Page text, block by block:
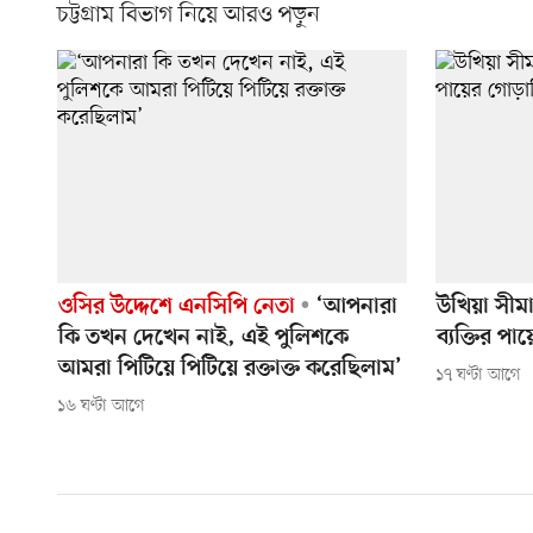
চট্টগ্রাম বিভাগ নিয়ে আরও পড়ুন
ওসির উদ্দেশে এনসিপি নেতা
‘আপনারা
কি তখন দেখেন নাই, এই পুলিশকে
আমরা পিটিয়ে পিটিয়ে রক্তাক্ত করেছিলাম’
১৬ ঘণ্টা আগে
উখিয়া
ব্যক্তির
১৭ ঘণ্টা আগে